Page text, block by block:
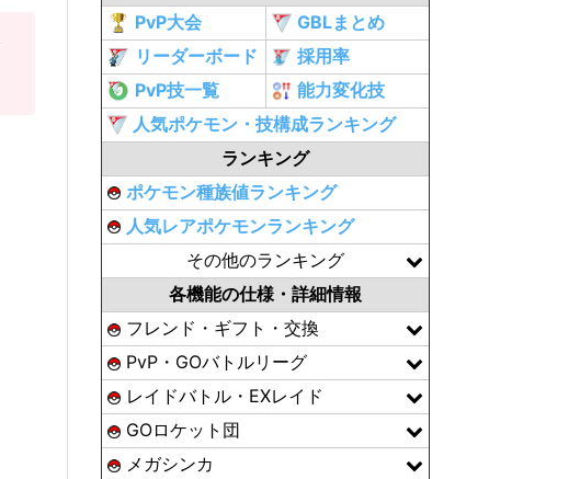
PvP大会
GBLまとめ
リーダーボード
採用率
PvP技一覧
能力変化技
人気ポケモン・技構成ランキング
ランキング
ポケモン種族値ランキング
人気レアポケモンランキング
その他のランキング
各機能の仕様・詳細情報
フレンド・ギフト・交換
PvP・GOバトルリーグ
レイドバトル・EXレイド
GOロケット団
メガシンカ